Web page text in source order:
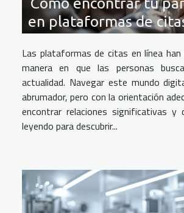
en plataformas de
Las plataformas de citas en línea han
manera en que las personas
actualidad. Navegar este mundo
abrumador, pero con la orientación
encontrar relaciones significativas y
leyendo para descubrir...